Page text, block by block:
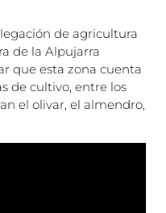
de agricultura
de la Alpujarra
que esta zona cuenta
de cultivo, entre los
el olivar, el almendro,